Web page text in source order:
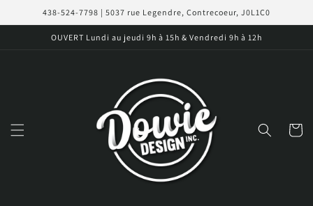
passer
au
contenu
438-524-7798 | 5037 rue Legendre, Contrecoeur, J0L1C0
OUVERT Lundi au jeudi 9h à 15h & Vendredi 9h à 12h
Panier